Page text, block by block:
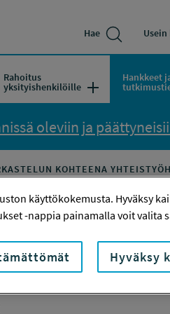
Hae
valikko
Rahoitus
yksityishenkilöille Avaa/Sulje
Hankkeet
oleviin ja
KOHTEENA
–
käyttökokemusta. Hyväksy
-nappia painamalla voit valita
Hyväksy